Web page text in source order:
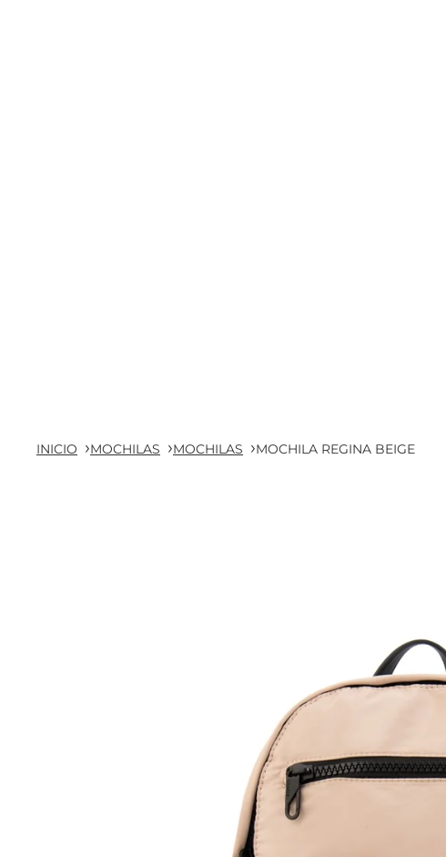
INICIO MOCHILAS MOCHILAS MOCHILA REGINA BEIGE